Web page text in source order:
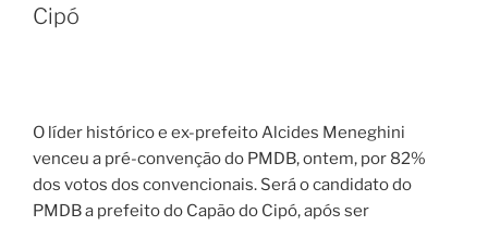
Cipó
O líder histórico e ex-prefeito Alcides Meneghini
venceu a pré-convenção do PMDB, ontem, por 82%
dos votos dos convencionais. Será o candidato do
PMDB a prefeito do Capão do Cipó, após ser